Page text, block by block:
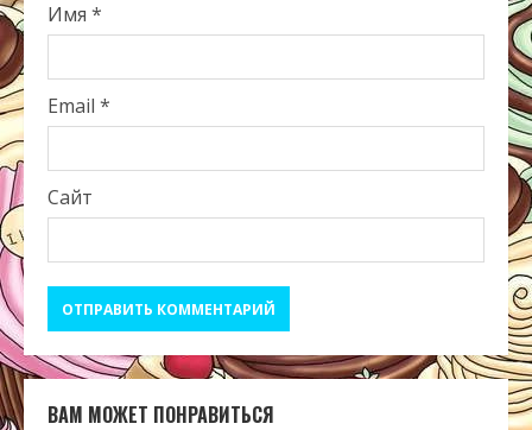
Имя *
Email *
Сайт
ВАМ МОЖЕТ ПОНРАВИТЬСЯ